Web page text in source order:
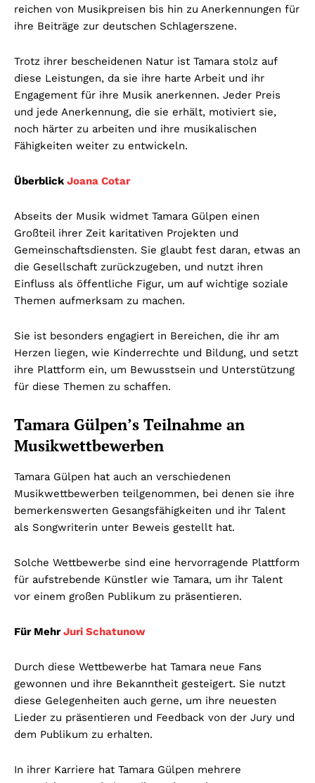
reichen von Musikpreisen bis hin zu Anerkennungen für
ihre Beiträge zur deutschen Schlagerszene.
Trotz ihrer bescheidenen Natur ist Tamara stolz auf
diese Leistungen, da sie ihre harte Arbeit und ihr
Engagement für ihre Musik anerkennen. Jeder Preis
und jede Anerkennung, die sie erhält, motiviert sie,
noch härter zu arbeiten und ihre musikalischen
Fähigkeiten weiter zu entwickeln.
Überblick Joana Cotar
Abseits der Musik widmet Tamara Gülpen einen
Großteil ihrer Zeit karitativen Projekten und
Gemeinschaftsdiensten. Sie glaubt fest daran, etwas an
die Gesellschaft zurückzugeben, und nutzt ihren
Einfluss als öffentliche Figur, um auf wichtige soziale
Themen aufmerksam zu machen.
Sie ist besonders engagiert in Bereichen, die ihr am
Herzen liegen, wie Kinderrechte und Bildung, und setzt
ihre Plattform ein, um Bewusstsein und Unterstützung
für diese Themen zu schaffen.
Tamara Gülpen’s Teilnahme an
Musikwettbewerben
Tamara Gülpen hat auch an verschiedenen
Musikwettbewerben teilgenommen, bei denen sie ihre
bemerkenswerten Gesangsfähigkeiten und ihr Talent
als Songwriterin unter Beweis gestellt hat.
Solche Wettbewerbe sind eine hervorragende Plattform
für aufstrebende Künstler wie Tamara, um ihr Talent
vor einem großen Publikum zu präsentieren.
Für MehrJuri Schatunow
Durch diese Wettbewerbe hat Tamara neue Fans
gewonnen und ihre Bekanntheit gesteigert. Sie nutzt
diese Gelegenheiten auch gerne, um ihre neuesten
Lieder zu präsentieren und Feedback von der Jury und
dem Publikum zu erhalten.
In ihrer Karriere hat Tamara Gülpen mehrere